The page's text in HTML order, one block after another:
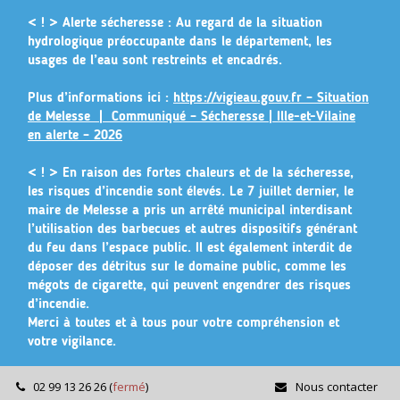
< ! > Alerte sécheresse : Au regard de la situation
hydrologique préoccupante dans le département, les
usages de l’eau sont restreints et encadrés.
Plus d’informations ici : https://vigieau.gouv.fr – Situation
de Melesse | Communiqué – Sécheresse | Ille-et-Vilaine
en alerte – 2026
< ! > En raison des fortes chaleurs et de la sécheresse,
les risques d’incendie sont élevés. Le 7 juillet dernier, le
maire de Melesse a pris un arrêté municipal interdisant
l’utilisation des barbecues et autres dispositifs générant
du feu dans l’espace public. Il est également interdit de
déposer des détritus sur le domaine public, comme les
mégots de cigarette, qui peuvent engendrer des risques
d’incendie.
Merci à toutes et à tous pour votre compréhension et
votre vigilance.
02 99 13 26 26(fermé) Nous contacter